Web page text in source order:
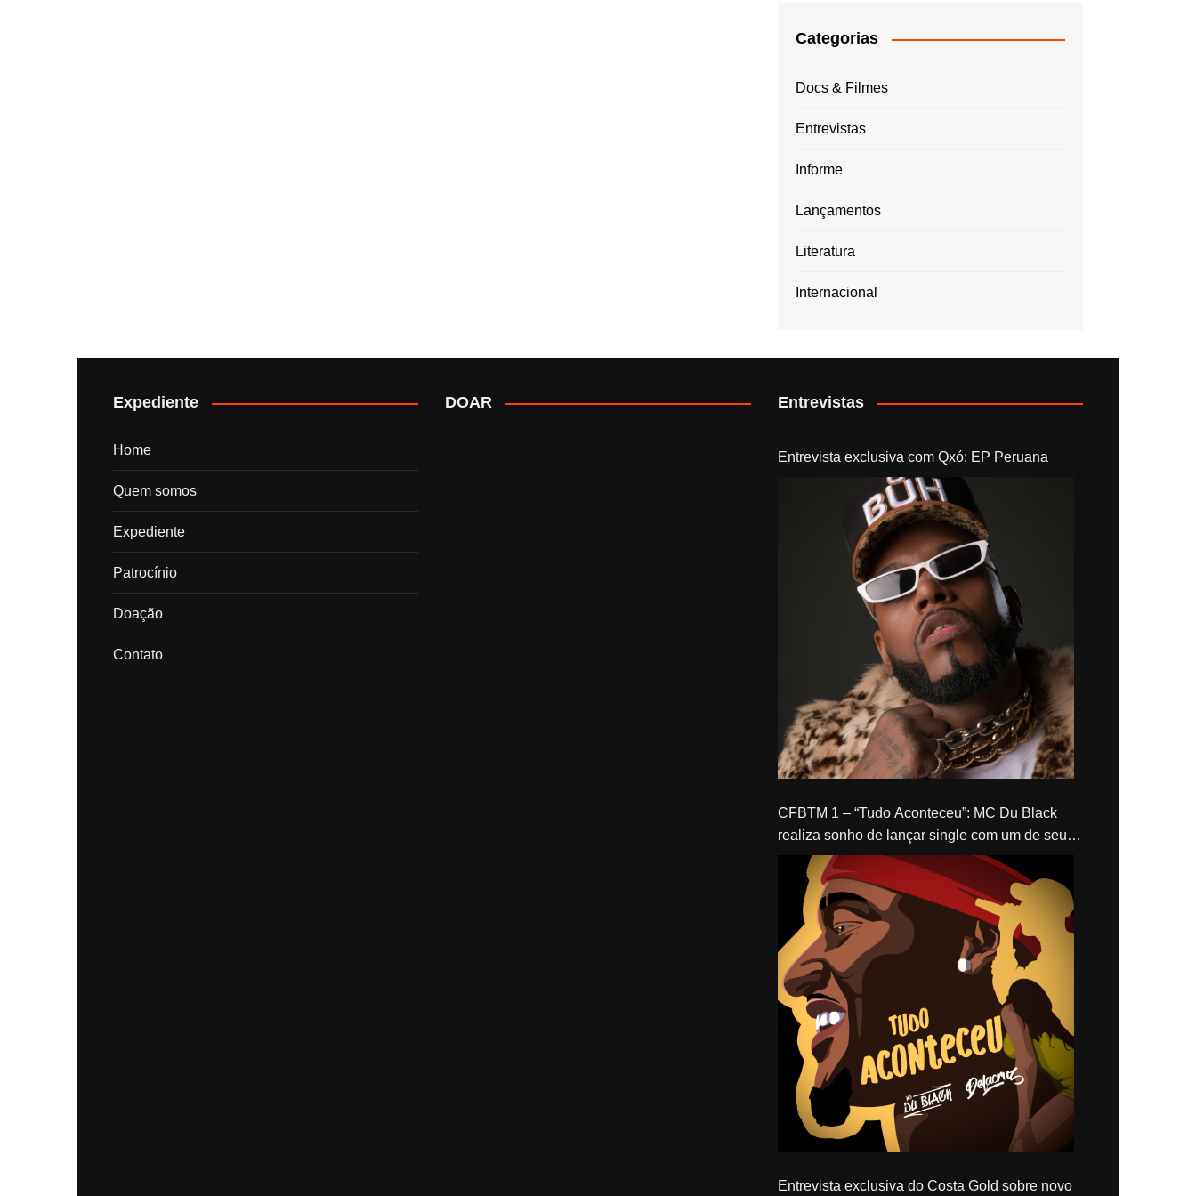
Categorias
Docs & Filmes
Entrevistas
Informe
Lançamentos
Literatura
Internacional
Expediente
Home
Quem somos
Expediente
Patrocínio
Doação
Contato
DOAR Entrevistas
Entrevista exclusiva com Qxó: EP Peruana
CFBTM 1 – “Tudo Aconteceu”: MC Du Black
realiza sonho de lançar single com um de seus
ídolos, Delacruz
Entrevista exclusiva do Costa Gold sobre novo